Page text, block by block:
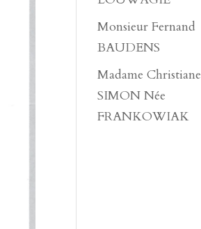
Monsieur Fernand
BAUDENS
Madame Christiane
SIMON Née
FRANKOWIAK